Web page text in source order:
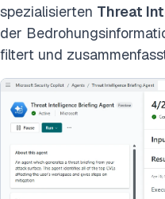
spezialisierten Threat
der
filtert und